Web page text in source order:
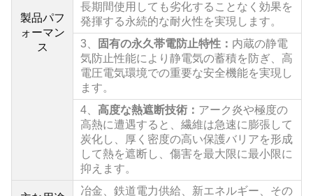
製品パフ
ォーマン
ス
長期間使用しても劣化することなく効果を
発揮する永続的な耐火性を実現します。
3、
固有の永久帯電防止特性： 内蔵の静電
気防止性能により静電気の蓄積を防ぎ、高
電圧電気環境での重要な安全機能を実現し
ます。
4、 高度な熱遮断技術： アーク炎や極度の
高熱に遭遇すると、繊維は急速に膨張して
炭化し、厚く密度の高い保護バリアを形成
して熱を遮断し、傷害を最大限に最小限に
抑えます。
冶金、鉄道電力供給、新エネルギー、その